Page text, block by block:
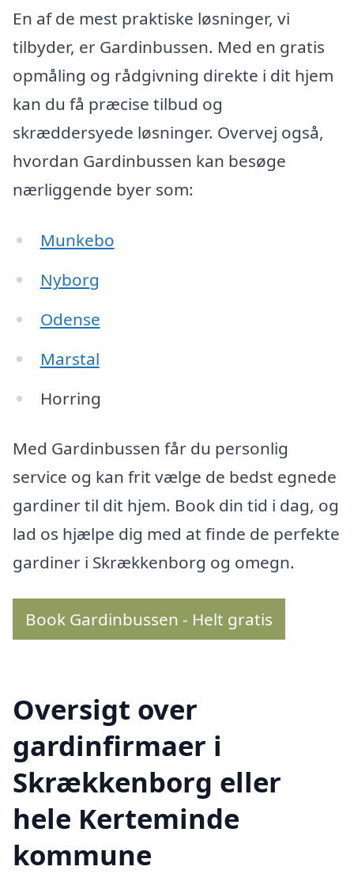
En af de mest praktiske løsninger, vi
tilbyder, er Gardinbussen. Med en gratis
opmåling og rådgivning direkte i dit hjem
kan du få præcise tilbud og
skræddersyede løsninger. Overvej også,
hvordan Gardinbussen kan besøge
nærliggende byer som:
Munkebo
Nyborg
Odense
Marstal
Horring
Med Gardinbussen får du personlig
service og kan frit vælge de bedst egnede
gardiner til dit hjem. Book din tid i dag, og
lad os hjælpe dig med at finde de perfekte
gardiner i Skrækkenborg og omegn.
Book Gardinbussen - Helt gratis
Oversigt over
gardinfirmaer i
Skrækkenborg eller
hele Kerteminde
kommune